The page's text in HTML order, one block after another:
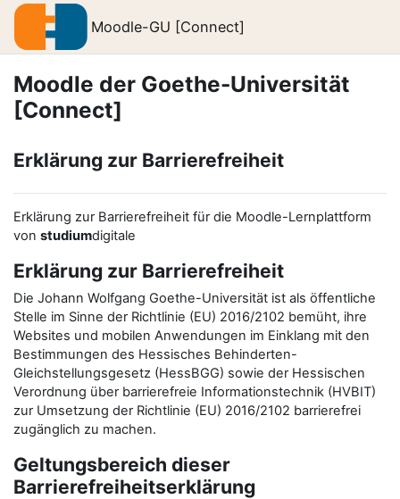
Zum Hauptinhalt
Moodle-GU [Connect]
Moodle der Goethe-Universität
[Connect]
Erklärung zur Barrierefreiheit
Erklärung zur Barrierefreiheit für die Moodle-Lernplattform
von studiumdigitale
Erklärung zur Barrierefreiheit
Die Johann Wolfgang Goethe-Universität ist als öffentliche
Stelle im Sinne der Richtlinie (EU) 2016/2102 bemüht, ihre
Websites und mobilen Anwendungen im Einklang mit den
Bestimmungen des Hessisches Behinderten-
Gleichstellungsgesetz (HessBGG) sowie der Hessischen
Verordnung über barrierefreie Informationstechnik (HVBIT)
zur Umsetzung der Richtlinie (EU) 2016/2102 barrierefrei
zugänglich zu machen.
Geltungsbereich dieser
Barrierefreiheitserklärung